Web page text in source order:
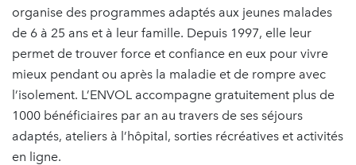
organise des programmes adaptés aux jeunes malades
de 6 à 25 ans et à leur famille. Depuis 1997, elle leur
permet de trouver force et confiance en eux pour vivre
mieux pendant ou après la maladie et de rompre avec
l’isolement. L’ENVOL accompagne gratuitement plus de
1000 bénéficiaires par an au travers de ses séjours
adaptés, ateliers à l’hôpital, sorties récréatives et activités
en ligne.